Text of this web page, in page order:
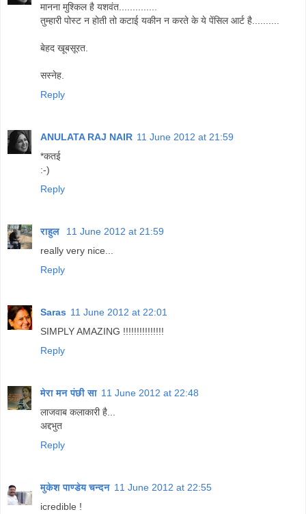
मानना मुश्किल है यशवंत..............
तुम्हारी पोस्ट न होती तो कटाई यकीन न करते के ये पेंसिल आर्ट है..........
बेहद खूबसूरत.
सस्नेह.
Reply
ANULATA RAJ NAIR 11 June 2012 at 21:59
*कतई
:-)
Reply
राहुल
11 June 2012 at 21:59
really very nice...
Reply
Saras 11 June 2012 at 22:01
SIMPLY AMAZING !!!!!!!!!!!!!!!
Reply
मेरा मन पंछी सा 11 June 2012 at 22:48
लाजवाब कलाकारी है...
अद्दभुत
Reply
मुकेश पाण्डेय चन्दन 11 June 2012 at 22:55
icredible !